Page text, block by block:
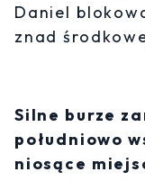
Daniel
znad
Silne burze
południowo
niosące